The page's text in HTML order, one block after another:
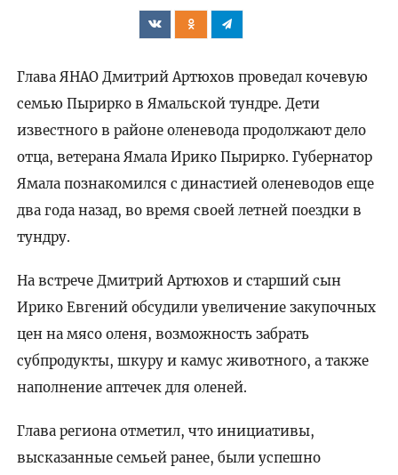
Глава ЯНАО Дмитрий Артюхов проведал кочевую
семью Пырирко в Ямальской тундре. Дети
известного в районе оленевода продолжают дело
отца, ветерана Ямала Ирико Пырирко. Губернатор
Ямала познакомился с династией оленеводов еще
два года назад, во время своей летней поездки в
тундру.
На встрече Дмитрий Артюхов и старший сын
Ирико Евгений обсудили увеличение закупочных
цен на мясо оленя, возможность забрать
субпродукты, шкуру и камус животного, а также
наполнение аптечек для оленей.
Глава региона отметил, что инициативы,
высказанные семьей ранее, были успешно